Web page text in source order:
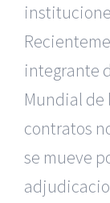
integrante
Mundial de
contratos
se mueve